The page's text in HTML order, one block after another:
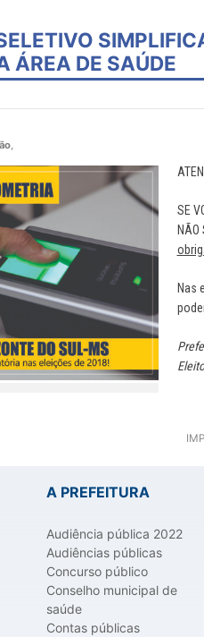
ÁREA DE SAÚDE
,
SE
NÃO
Nas
A PREFEITURA
Audiência pública 2022
Audiências públicas
Concurso público
Conselho municipal de
saúde
Contas públicas